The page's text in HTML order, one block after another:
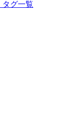
タグ一覧